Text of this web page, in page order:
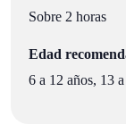
Sobre 2 horas
Edad
6 a 12 años, 13